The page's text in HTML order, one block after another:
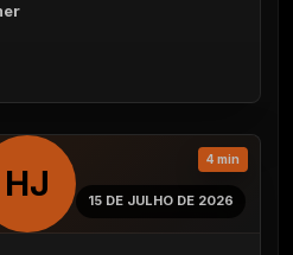
HJ
4 min
15 DE JULHO DE 2026